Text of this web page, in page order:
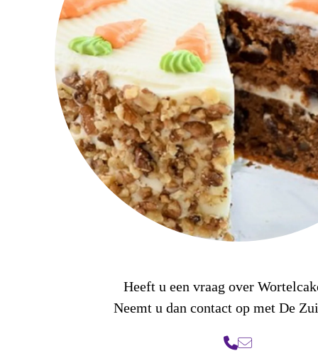
Heeft u een vraag over
Neemt u dan contact op met De